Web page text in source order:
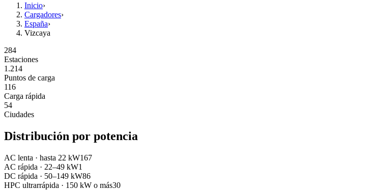
Inicio›
Cargadores›
España›
Vizcaya
284
Estaciones
1.214
Puntos de carga
116
Carga rápida
54
Ciudades
Distribución por potencia
AC lenta · hasta 22 kW167
AC rápida · 22–49 kW1
DC rápida · 50–149 kW86
HPC ultrarrápida · 150 kW o más30